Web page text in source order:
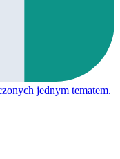
jednym tematem.